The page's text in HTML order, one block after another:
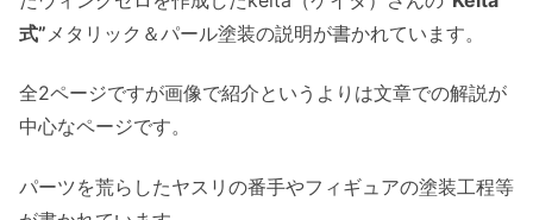
式” メタリック＆パール塗装の説明が書かれています。
全2ページですが画像で紹介というよりは文章での解説が
中心なページです。
パーツを荒らしたヤスリの番手やフィギュアの塗装工程等